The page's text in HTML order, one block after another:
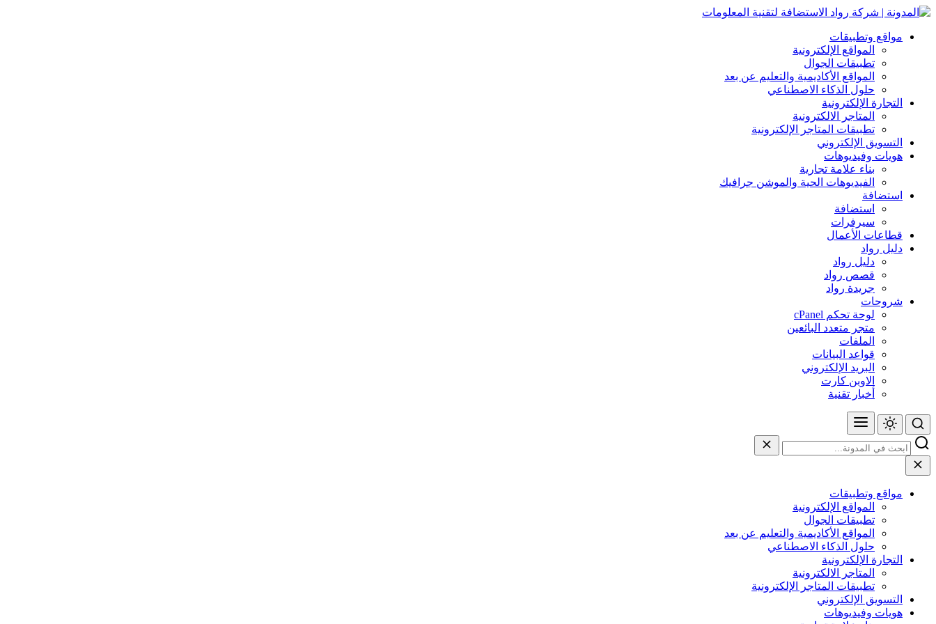
مواقع وتطبيقات
المواقع الإلكترونية
تطبيقات الجوال
المواقع الأكاديمية والتعليم عن بعد
حلول الذكاء الاصطناعي
التجارة الإلكترونية
المتاجر الالكترونية
تطبيقات المتاجر الإلكترونية
التسويق الإلكتروني
هويات وفيديوهات
بناء علامة تجارية
الفيديوهات الحية والموشن جرافيك
استضافة
استضافة
سيرفرات
قطاعات الأعمال
دليل رواد
دليل رواد
قصص رواد
جريدة رواد
شروحات
لوحة تحكم cPanel
متجر متعدد البائعين
الملفات
قواعد البيانات
البريد الإلكتروني
الاوبن كارت
أخبار تقنية
مواقع وتطبيقات
المواقع الإلكترونية
تطبيقات الجوال
المواقع الأكاديمية والتعليم عن بعد
حلول الذكاء الاصطناعي
التجارة الإلكترونية
المتاجر الالكترونية
تطبيقات المتاجر الإلكترونية
التسويق الإلكتروني
هويات وفيديوهات